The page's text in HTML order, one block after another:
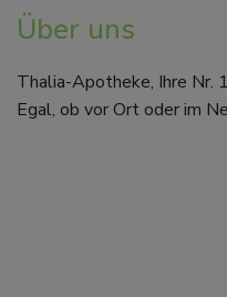
Über uns
Thalia-Apotheke, Ihre Nr.
Egal, ob vor Ort oder im